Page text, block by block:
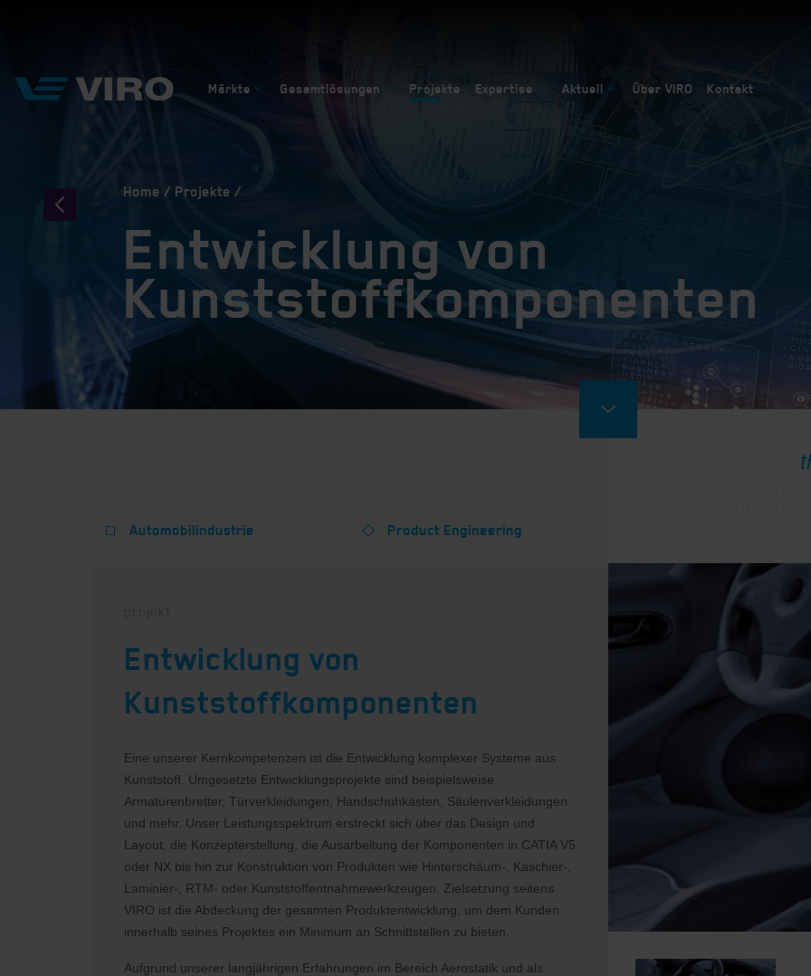
Märkte Gesamtlösungen Projekte Expertise Aktuell Über VIRO Kontakt
Home Projekte
Entwicklung von
Kunststoffkomponenten
Automobilindustrie Product Engineering
Entwicklung von
Kunststoffkomponenten
Eine unserer Kernkompetenzen ist die Entwicklung komplexer Systeme aus
Kunststoff. Umgesetzte Entwicklungsprojekte sind beispielsweise
Armaturenbretter, Türverkleidungen, Handschuhkästen, Säulenverkleidungen
und mehr. Unser Leistungsspektrum erstreckt sich über das Design und
Layout, die Konzepterstellung, die Ausarbeitung der Komponenten in CATIA V5
oder NX bis hin zur Konstruktion von Produkten wie Hinterschäum-, Kaschier-,
Laminier-, RTM- oder Kunststoffentnahmewerkzeugen. Zielsetzung seitens
VIRO ist die Abdeckung der gesamten Produktentwicklung, um dem Kunden
innerhalb seines Projektes ein Minimum an Schnittstellen zu bieten.
Aufgrund unserer langjährigen Erfahrungen im Bereich Aerostatik und als